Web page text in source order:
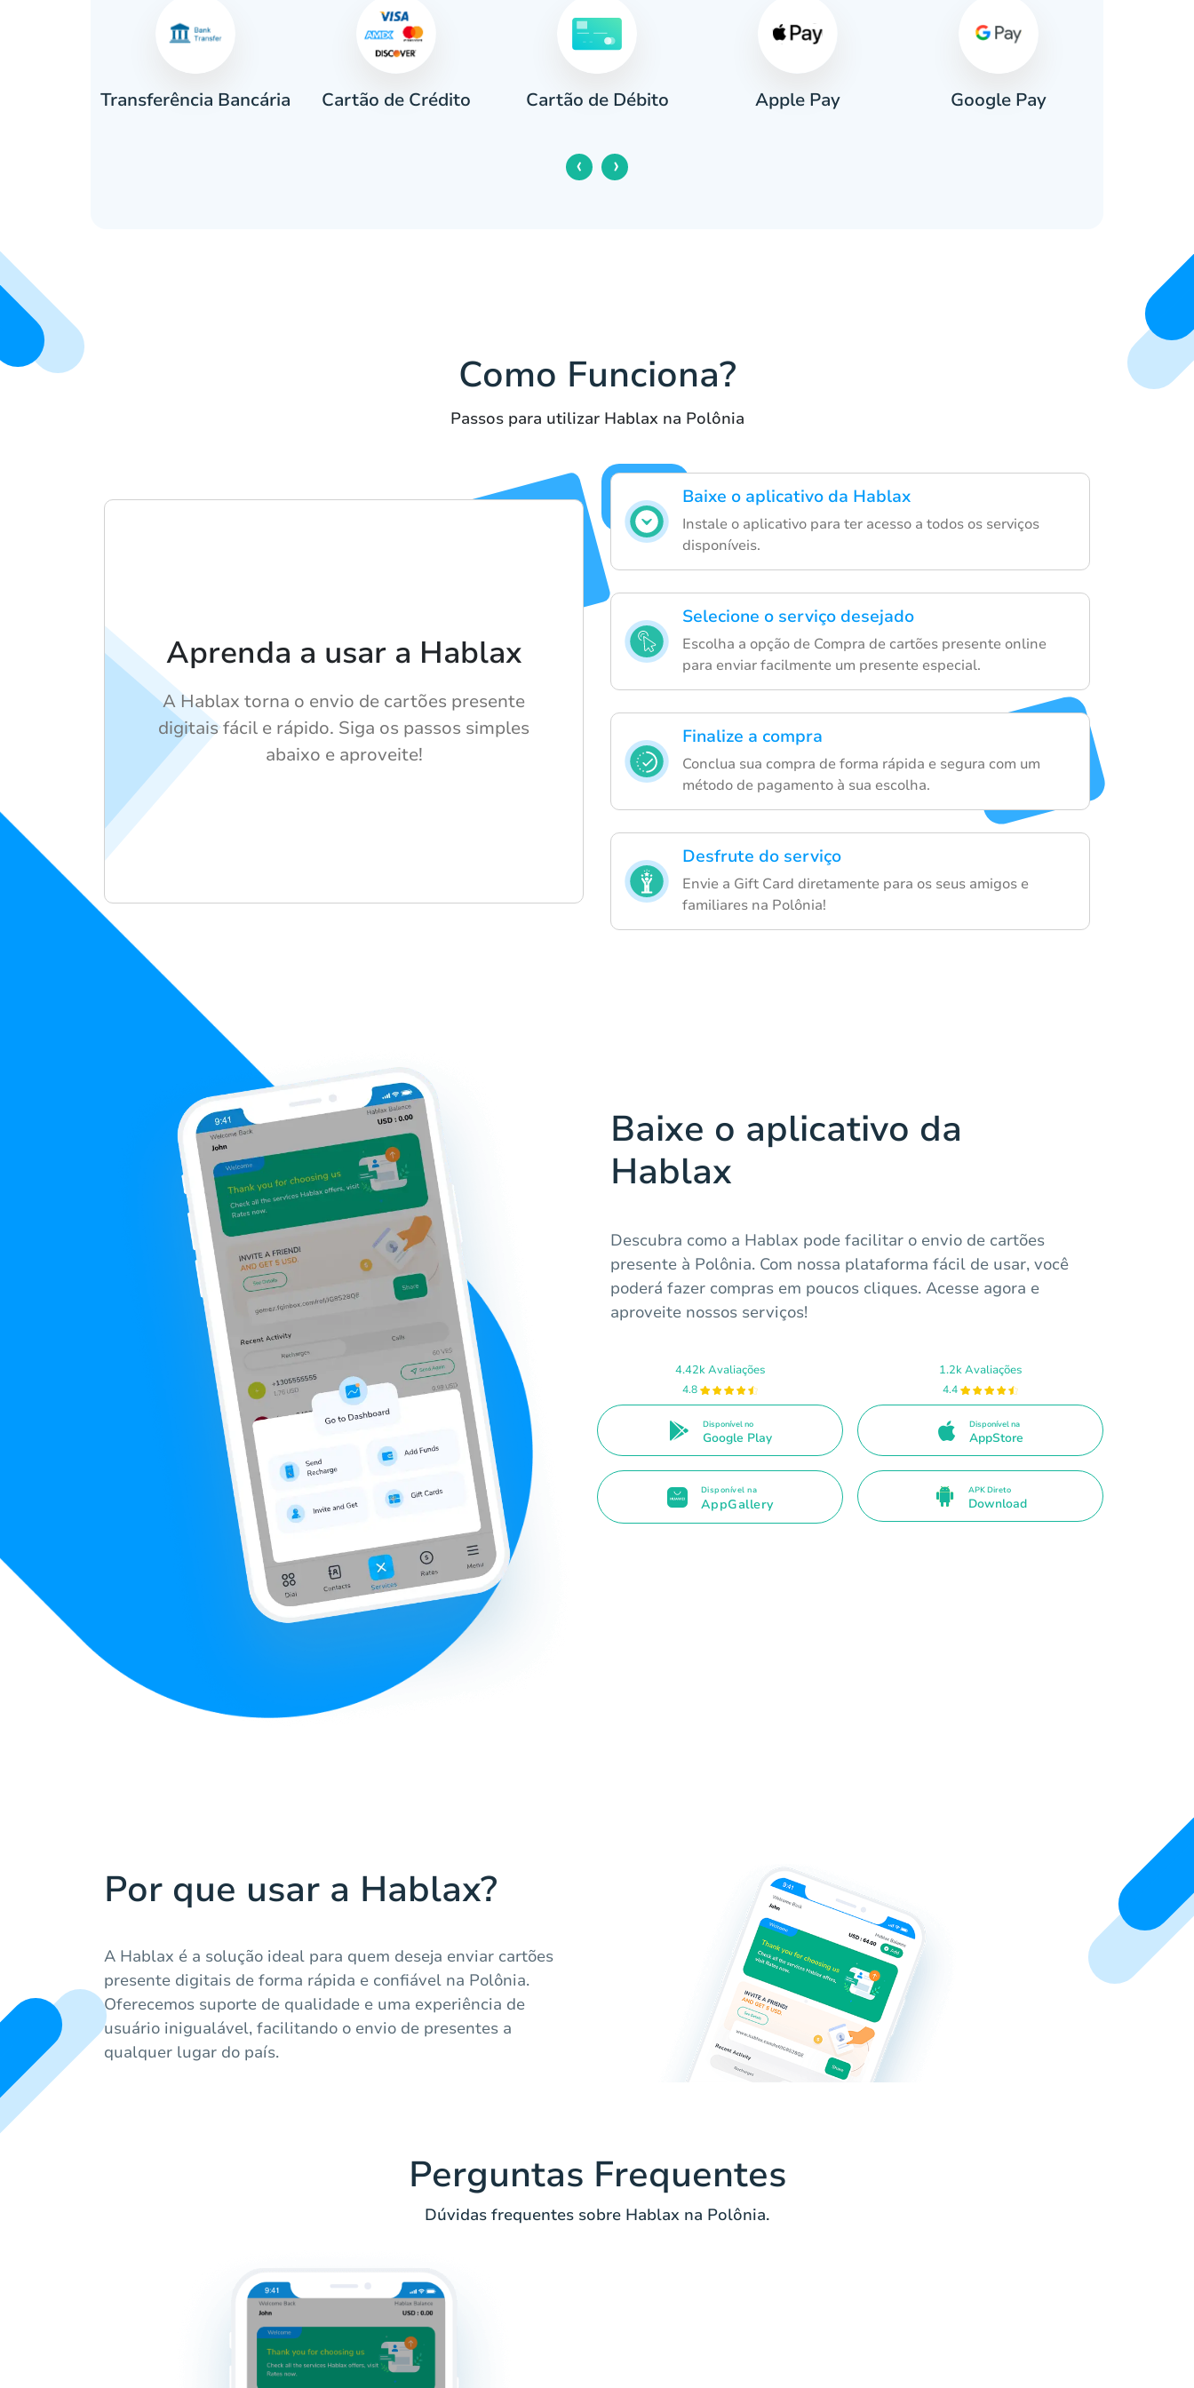
Transferência Bancária Cartão de Crédito Cartão de Débito Apple Pay Google Pay
‹ ›
Como Funciona?
Passos para utilizar Hablax na Polônia
Baixe o aplicativo da Hablax
Instale o aplicativo para ter acesso a todos os serviços
disponíveis.
Selecione o serviço desejado
Escolha a opção de Compra de cartões presente online
para enviar facilmente um presente especial.
Finalize a compra
Conclua sua compra de forma rápida e segura com um
método de pagamento à sua escolha.
Desfrute do serviço
Envie a Gift Card diretamente para os seus amigos e
familiares na Polônia!
Aprenda a usar a Hablax
A Hablax torna o envio de cartões presente
digitais fácil e rápido. Siga os passos simples
abaixo e aproveite!
Baixe o aplicativo da
Hablax
Descubra como a Hablax pode facilitar o envio de cartões
presente à Polônia. Com nossa plataforma fácil de usar, você
poderá fazer compras em poucos cliques. Acesse agora e
aproveite nossos serviços!
4.42k Avaliações
4.8
Disponível no
Google Play
1.2k Avaliações
4.4
Disponível na
AppStore
Disponível na
AppGallery
APK Direto
Download
Por que usar a Hablax?
A Hablax é a solução ideal para quem deseja enviar cartões
presente digitais de forma rápida e confiável na Polônia.
Oferecemos suporte de qualidade e uma experiência de
usuário inigualável, facilitando o envio de presentes a
qualquer lugar do país.
Perguntas Frequentes
Dúvidas frequentes sobre Hablax na Polônia.